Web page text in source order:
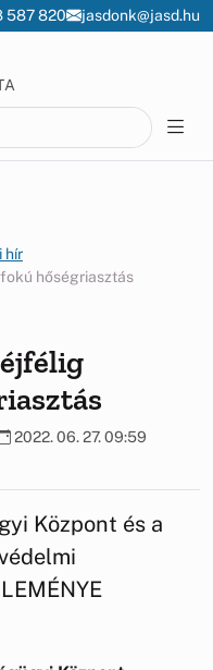
587 820 jasdonk@jasd.hu
hír
hőségriasztás
2022. 06. 27. 09:59
Központ és a